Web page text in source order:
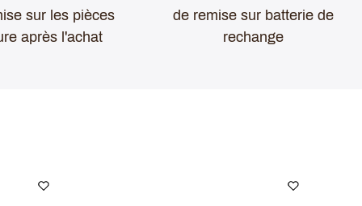
sur les pièces
après l'achat
de remise sur batterie de
rechange